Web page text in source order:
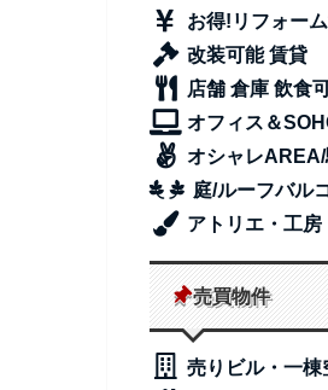
お得!リフォー
改装可能 賃貸
店舗 倉庫 飲食
オフィス＆
オシャレ
庭/ルーフバル
アトリエ・工房
売買物件
売りビル・一棟